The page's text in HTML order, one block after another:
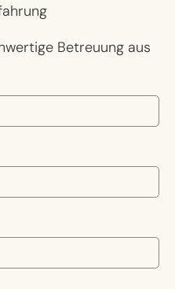
Betreuung aus